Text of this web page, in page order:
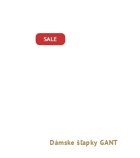
SALE
Dámske šľapky GANT